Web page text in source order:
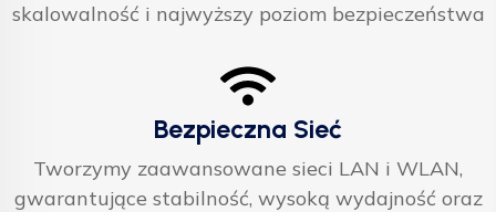
skalowalność i najwyższy poziom bezpieczeństwa
Bezpieczna Sieć
Tworzymy zaawansowane sieci LAN i WLAN,
gwarantujące stabilność, wysoką wydajność oraz